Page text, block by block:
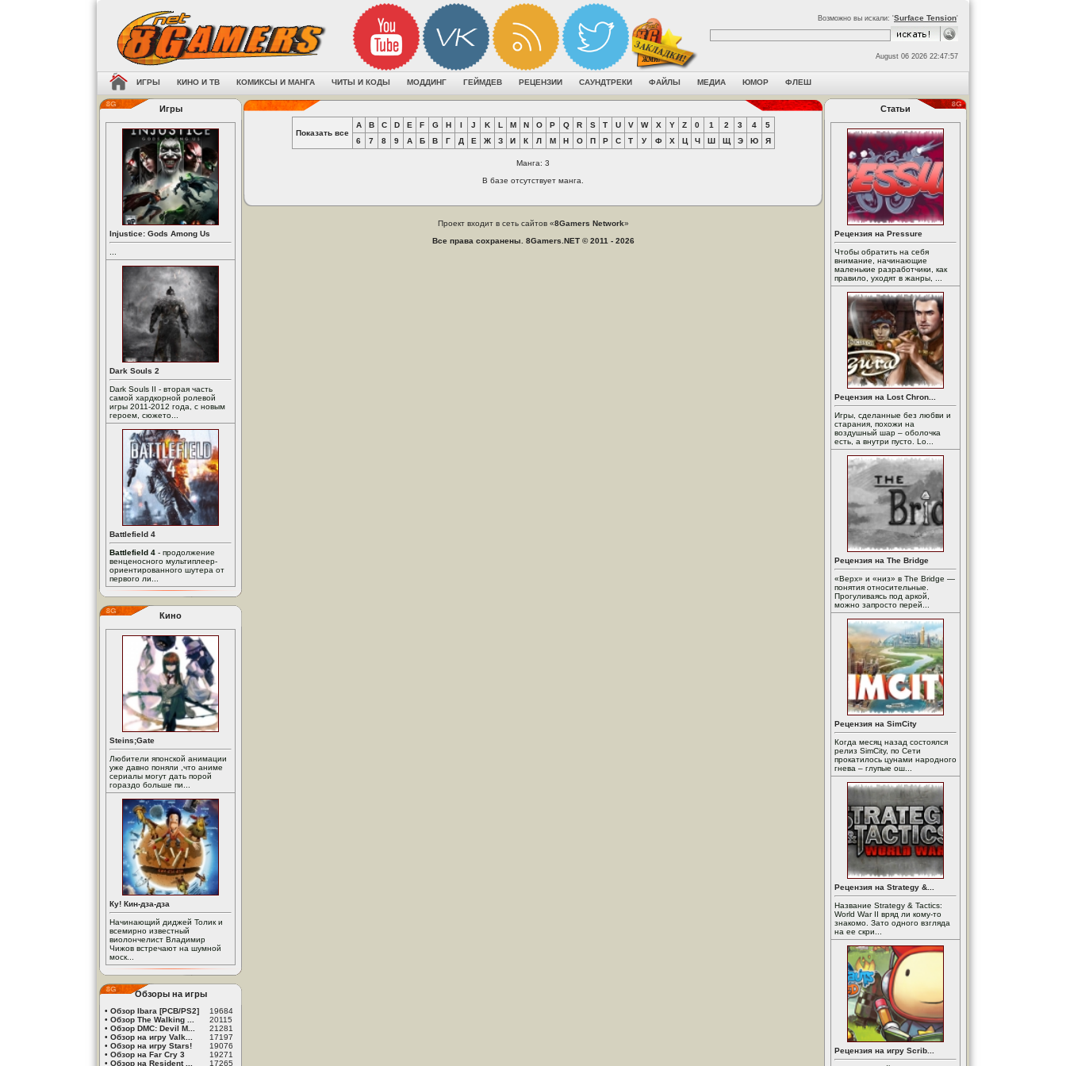
Возможно вы искали: 'Surface Tension'
August 06 2026 22:47:57
ИГРЫ КИНО И ТВ КОМИКСЫ И МАНГА ЧИТЫ И КОДЫ МОДДИНГ ГЕЙМДЕВ РЕЦЕНЗИИ САУНДТРЕКИ ФАЙЛЫ МЕДИА ЮМОР ФЛЕШ
Игры
Injustice: Gods Among Us
Dark Souls 2
Dark Souls II - вторая часть
самой хардкорной ролевой
игры 2011-2012 года, с новым
героем, сюжето...
Battlefield 4
Battlefield 4 - продолжение
венценосного мультиплеер-
ориентированного шутера от
первого ли...
Кино
Steins;Gate
Любители японской анимации
уже давно поняли ,что аниме
сериалы могут дать порой
гораздо больше пи...
Ку! Кин-дза-дза
Начинающий диджей Толик и
всемирно известный
виолончелист Владимир
Чижов встречают на шумной
моск...
Обзоры на игры
• Обзор Ibara [PCB/PS2]
19684
• Обзор The Walking ...
20115
• Обзор DMC: Devil M...
21281
• Обзор на игру Valk...
17197
• Обзор на игру Stars!
19076
• Обзор на Far Cry 3
19271
• Обзор на Resident ... 17265
Показать все
A B C D E F G H I J K L M N O P Q R S T U V W X Y Z 0 1 2 3 4
5
6
7 8 9 А Б В Г Д Е Ж З И К Л М Н О П Р С Т У Ф Х Ц Ч Ш Щ Э Ю Я
Манга: 3
В базе отсутствует манга.
Проект входит в сеть сайтов «8Gamers Network»
Все права сохранены. 8Gamers.NET © 2011 - 2026
Статьи
Рецензия на Pressure
Чтобы обратить на себя
внимание, начинающие
маленькие разработчики, как
правило, уходят в жанры, ...
Рецензия на Lost Chron...
Игры, сделанные без любви и
старания, похожи на
воздушный шар – оболочка
есть, а внутри пусто. Lo...
Рецензия на The Bridge
«Верх» и «низ» в The Bridge —
понятия относительные.
Прогуливаясь под аркой,
можно запросто перей...
Рецензия на SimCity
Когда месяц назад состоялся
релиз SimCity, по Сети
прокатилось цунами народного
гнева – глупые ош...
Рецензия на Strategy &...
Название Strategy & Tactics:
World War II вряд ли кому-то
знакомо. Зато одного взгляда
на ее скри...
Рецензия на игру Scrib...